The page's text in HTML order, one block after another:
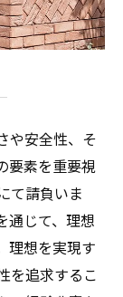
や安全性、そ
要素を重要視
て請負いま
通じて、理想
理想を実現す
を追求するこ